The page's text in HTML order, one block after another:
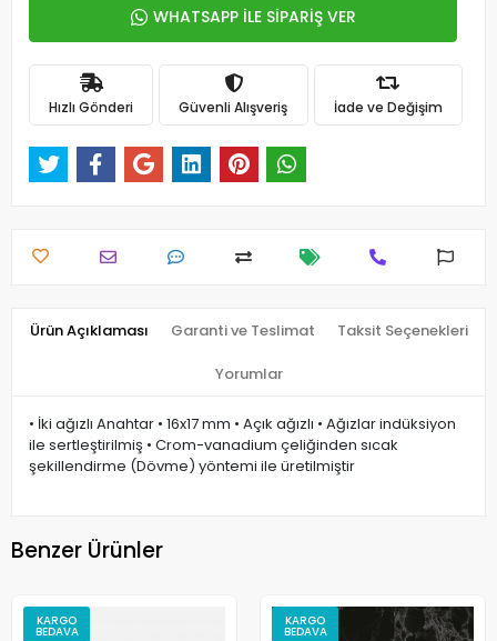
WHATSAPP İLE SİPARİŞ VER
Hızlı Gönderi Güvenli Alışveriş İade ve Değişim
Ürün Açıklaması Garanti ve Teslimat Taksit Seçenekleri
Yorumlar
• İki ağızlı Anahtar • 16x17 mm • Açık ağızlı • Ağızlar indüksiyon
ile sertleştirilmiş • Crom-vanadium çeliğinden sıcak
şekillendirme (Dövme) yöntemi ile üretilmiştir
Benzer Ürünler
KARGO
BEDAVA
KARGO
BEDAVA